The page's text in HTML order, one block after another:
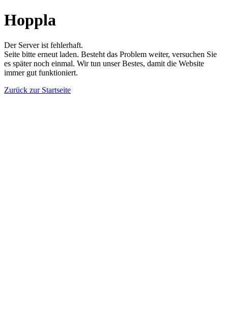
Hoppla
Der Server ist fehlerhaft.
Seite bitte erneut laden. Besteht das Problem weiter, versuchen Sie
es später noch einmal. Wir tun unser Bestes, damit die Website
immer gut funktioniert.
Zurück zur Startseite